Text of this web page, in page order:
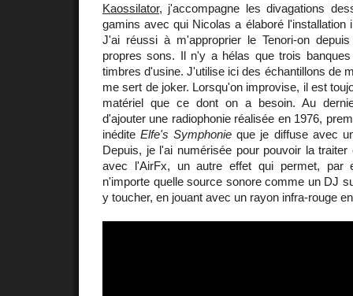
Kaossilator, j'accompagne les divagations
gamins avec qui Nicolas a élaboré l'installation
J'ai réussi à m'approprier le Tenori-on
propres sons. Il n'y a hélas que trois
timbres d'usine. J'utilise ici des échantillons de
me sert de joker. Lorsqu'on improvise, il est
matériel que ce dont on a besoin. Au
d'ajouter une radiophonie réalisée en 1976,
inéditeElfe's Symphonie que je diffuse avec
Depuis, je l'ai numérisée pour pouvoir la traiter
avec l'AirFx, un autre effet qui permet, par
n'importe quelle source sonore comme un DJ
y toucher, en jouant avec un rayon infra-rouge